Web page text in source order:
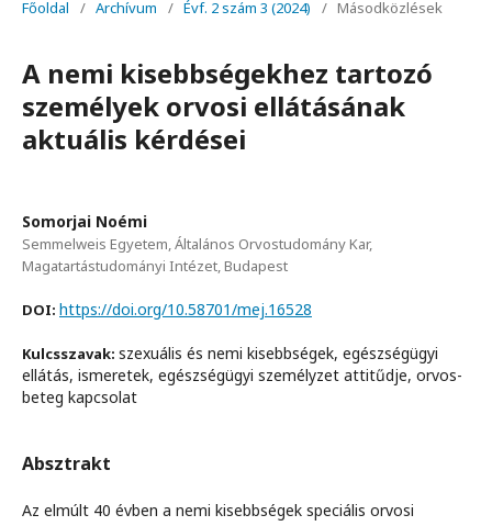
Főoldal / Archívum / Évf. 2 szám 3 (2024) / Másodközlések
A nemi kisebbségekhez tartozó
személyek orvosi ellátásának
aktuális kérdései
Somorjai Noémi
Semmelweis Egyetem, Általános Orvostudomány Kar,
Magatartástudományi Intézet, Budapest
DOI: https://doi.org/10.58701/mej.16528
Kulcsszavak: szexuális és nemi kisebbségek, egészségügyi
ellátás, ismeretek, egészségügyi személyzet attitűdje, orvos-
beteg kapcsolat
Absztrakt
Az elmúlt 40 évben a nemi kisebbségek speciális orvosi